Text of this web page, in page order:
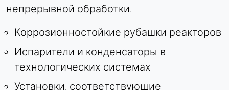
непрерывной обработки.
Коррозионностойкие рубашки реакторов
Испарители и конденсаторы в
технологических системах
Установки, соответствующие